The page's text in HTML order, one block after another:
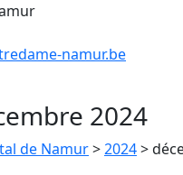
namur.be
2024
de Namur>2024>